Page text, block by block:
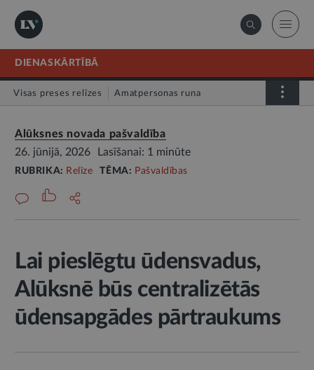
DIENASKĀRTĪBĀ
Visas preses relīzes Amatpersonas runa
Alūksnes novada pašvaldība
26. jūnijā, 2026
Lasīšanai: 1 minūte
RUBRIKA: Relīze TĒMA: Pašvaldības
Lai pieslēgtu ūdensvadus,
Alūksnē būs centralizētās
ūdensapgādes pārtraukums